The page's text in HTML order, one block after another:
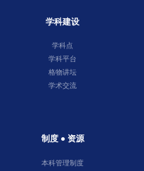
学科建设
学科点
学科平台
格物讲坛
学术交流
制度 ● 资源
本科管理制度